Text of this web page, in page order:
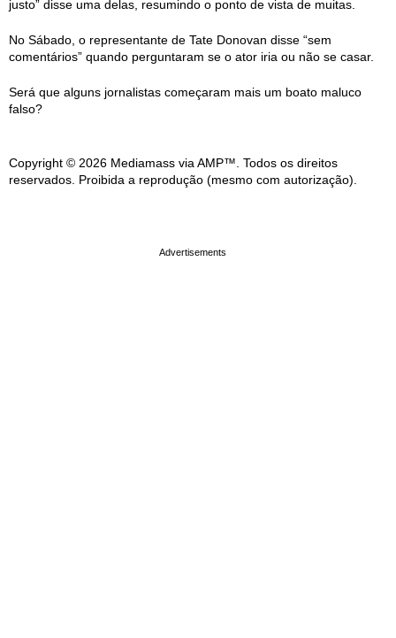
justo” disse uma delas, resumindo o ponto de vista de muitas.
No Sábado, o representante de Tate Donovan disse “sem
comentários” quando perguntaram se o ator iria ou não se casar.
Será que alguns jornalistas começaram mais um boato maluco
falso?
Copyright © 2026 Mediamass via AMP™. Todos os direitos
reservados. Proibida a reprodução (mesmo com autorização).